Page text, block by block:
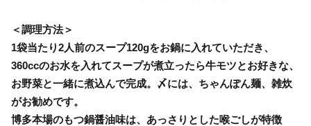
＜調理方法＞
1袋当たり2人前のスープ120gをお鍋に入れていただき、
360ccのお水を入れてスープが煮立ったら牛モツとお好きな、
お野菜と一緒に煮込んで完成。〆には、ちゃんぽん麺、雑炊
がお勧めです。
博多本場のもつ鍋醤油味は、あっさりとした喉ごしが特徴